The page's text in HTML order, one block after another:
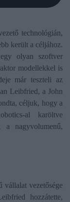
technológián,
került a céljához.
olyan szoftver
modellekkel is
már teszteli az
Leibfried, a John
céljuk, hogy a
al karöltve
a nagyvolumenű,
vezetősége
hozzátette,